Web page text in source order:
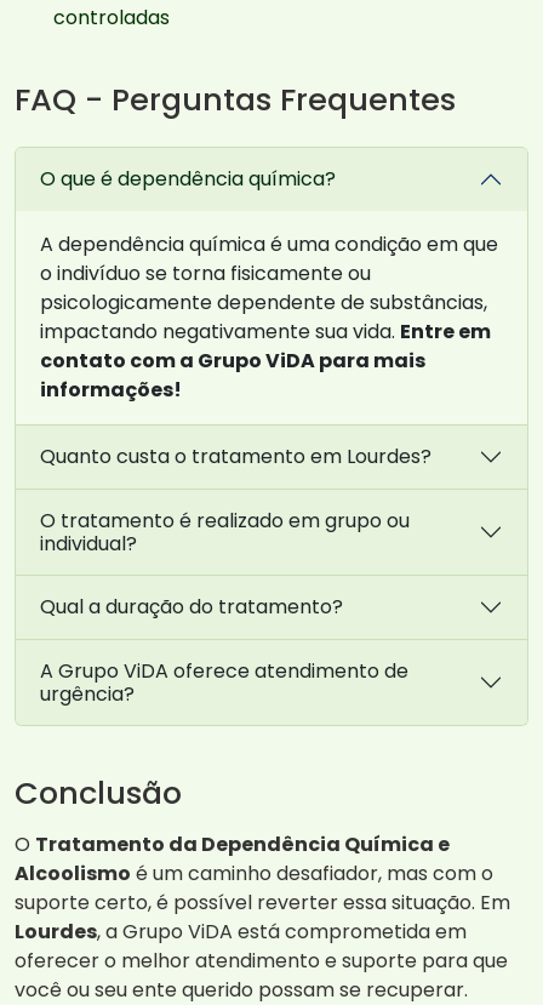
controladas
FAQ - Perguntas Frequentes
O que é dependência química?
A dependência química é uma condição em que
o indivíduo se torna fisicamente ou
psicologicamente dependente de substâncias,
impactando negativamente sua vida. Entre em
contato com a Grupo ViDA para mais
informações!
Quanto custa o tratamento em Lourdes?
O tratamento é realizado em grupo ou
individual?
Qual a duração do tratamento?
A Grupo ViDA oferece atendimento de
urgência?
Conclusão
O Tratamento da Dependência Química e
Alcoolismo é um caminho desafiador, mas com o
suporte certo, é possível reverter essa situação. Em
Lourdes, a Grupo ViDA está comprometida em
oferecer o melhor atendimento e suporte para que
você ou seu ente querido possam se recuperar.